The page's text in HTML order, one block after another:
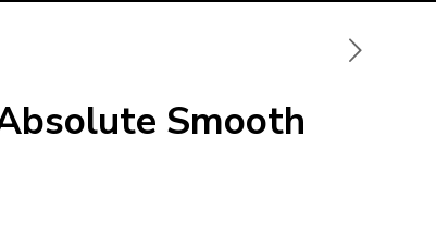
Smooth